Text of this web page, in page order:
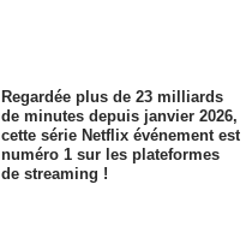
Regardée plus de 23 milliards
de minutes depuis janvier 2026,
cette série Netflix événement est
numéro 1 sur les plateformes
de streaming !